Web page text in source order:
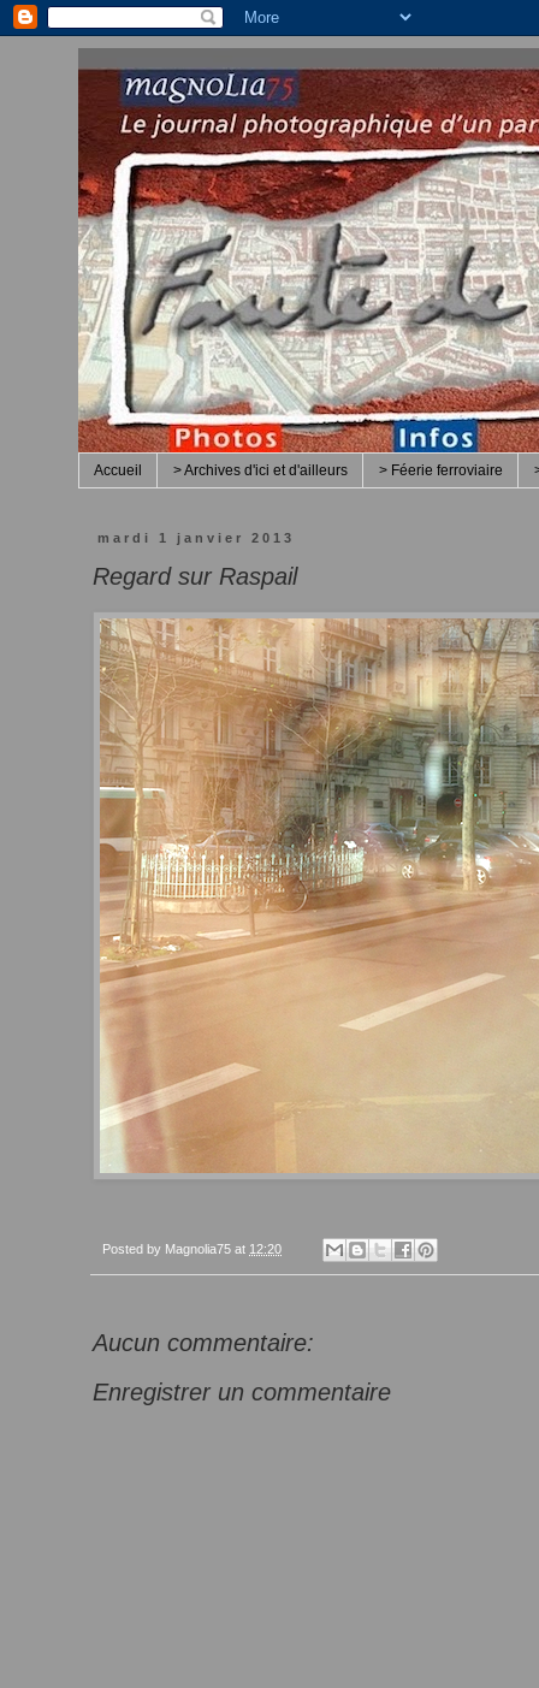
Accueil > Archives d'ici et d'ailleurs > Féerie ferroviaire
mardi 1 janvier 2013
Regard sur Raspail
Posted by Magnolia75 at 12:20
Aucun commentaire:
Enregistrer un commentaire